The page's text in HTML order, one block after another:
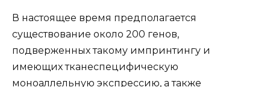
В настоящее время предполагается
существование около 200 генов,
подверженных такому импринтингу и
имеющих тканеспецифическую
моноаллельную экспрессию, а также